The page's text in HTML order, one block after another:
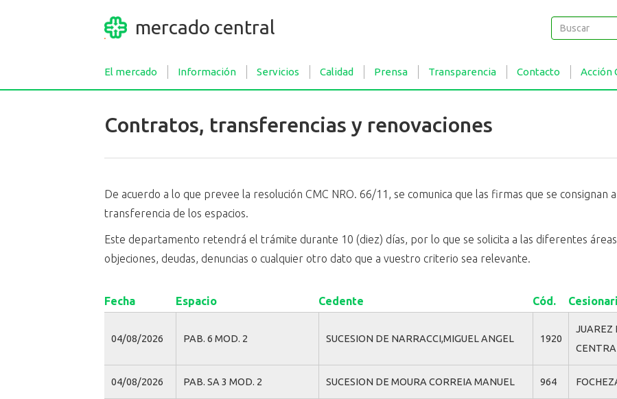
mercado central Buscar
Buscar
El mercado Información Servicios Calidad Prensa Transparencia Contacto Acción
Contratos, transferencias y renovaciones
De acuerdo a lo que prevee la resolución CMC NRO. 66/11, se comunica que las firmas que se consignan
transferencia de los espacios.
Este departamento retendrá el trámite durante 10 (diez) días, por lo que se solicita a las diferentes
objeciones, deudas, denuncias o cualquier otro dato que a vuestro criterio sea relevante.
Fecha Espacio Cedente Cód.
04/08/2026 PAB. 6 MOD. 2 SUCESION DE NARRACCI,MIGUEL ANGEL 1920
JUAREZ
04/08/2026 PAB. SA 3 MOD. 2 SUCESION DE MOURA CORREIA MANUEL 964